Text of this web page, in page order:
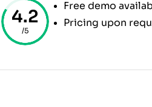
4.2
/5
Free demo
Pricing upon